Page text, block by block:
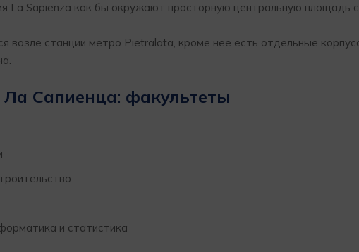
La Sapienza как бы окружают просторную центральную площадь
возле станции метро Pietralata, кроме нее есть отдельные
Ла Сапиенца: факультеты
и статистика